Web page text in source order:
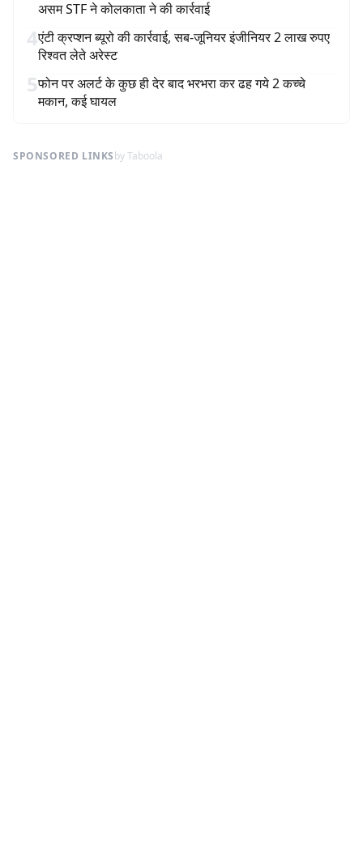
असम STF ने कोलकाता ने की कार्रवाई
4एंटी क्रप्शन ब्यूरो की कार्रवाई, सब-जूनियर इंजीनियर 2 लाख रुपए
रिश्वत लेते अरेस्ट
5फोन पर अलर्ट के कुछ ही देर बाद भरभरा कर ढह गये 2 कच्चे
मकान, कई घायल
SPONSORED LINKSby Taboola